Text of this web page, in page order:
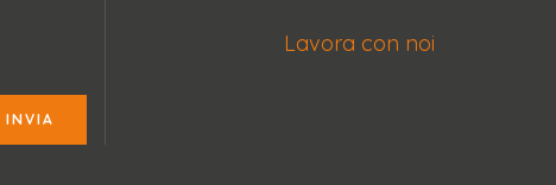
INVIA
Lavora con noi